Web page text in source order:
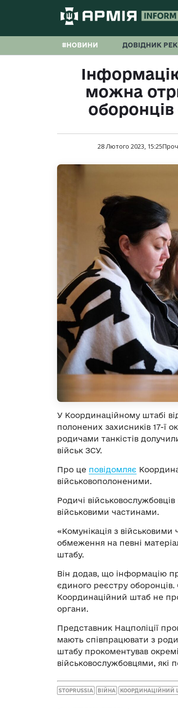
#НОВИНИ ДОВІДНИК
можна
28 Лютого 2023, 15:25
У Координаційному штабі
полонених захисників 17-ї
родичами танкістів
військ ЗСУ.
Про це повідомляє
військовополоненими.
Родичі
військовими частинами.
«Комунікація з
обмеження на певні
штабу.
Він додав, що інформацію
єдиного реєстру
Координаційний штаб не
органи.
Представник Нацполіції
мають співпрацювати з
штабу прокоментував
військовослужбовцями, які
STOPRUSSIA ВІЙНА КООРДИНАЦІЙНИЙ